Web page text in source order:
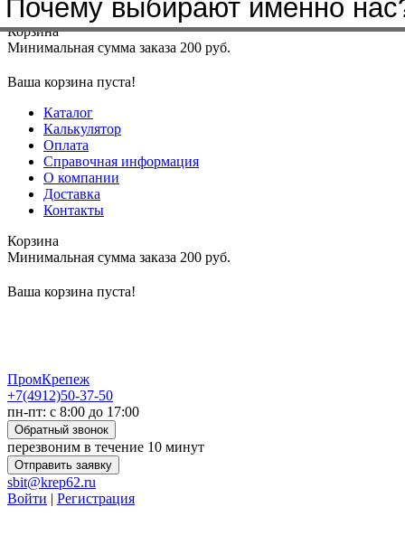
Меню+7(4912)50-37-50sbit@krep62.ru
Корзина
Минимальная сумма заказа 200 руб.
Ваша корзина пуста!
Каталог
Калькулятор
Оплата
Справочная информация
О компании
Доставка
Контакты
Корзина
Минимальная сумма заказа 200 руб.
Ваша корзина пуста!
ПромКрепеж
+7(4912)50-37-50
пн-пт: с 8:00 до 17:00
Обратный звонок
перезвоним в течение 10 минут
Отправить заявку
sbit@krep62.ru
Войти | Регистрация
Почему выбирают именно